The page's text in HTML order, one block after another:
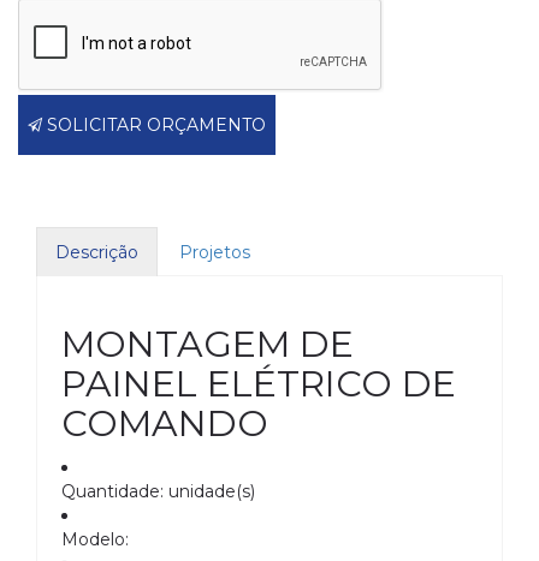
SOLICITAR ORÇAMENTO
Descrição Projetos
MONTAGEM DE
PAINEL ELÉTRICO DE
COMANDO
Quantidade: unidade(s)
Modelo: